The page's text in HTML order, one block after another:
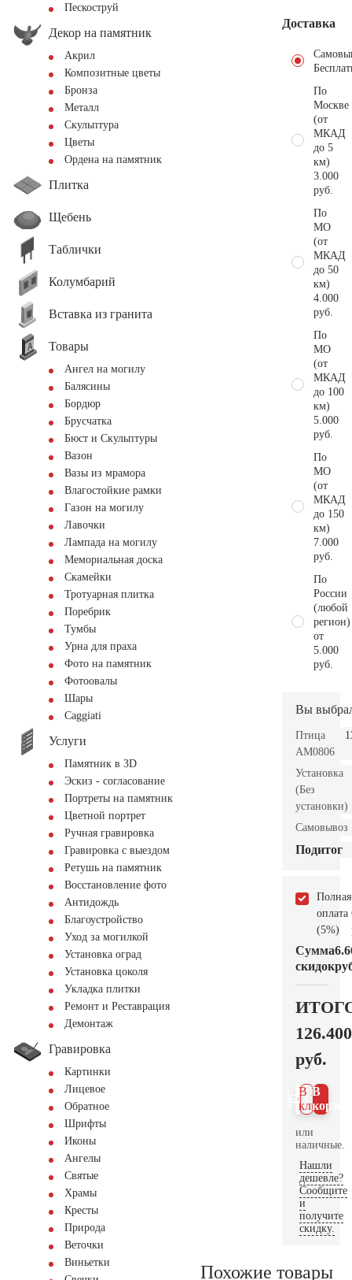
Пескоструй
Декор на памятник
Акрил
Композитные цветы
Бронза
Металл
Скульптура
Цветы
Ордена на памятник
Плитка
Щебень
Таблички
Колумбарий
Вставка из гранита
Товары
Ангел на могилу
Балясины
Бордюр
Брусчатка
Бюст и Скульптуры
Вазон
Вазы из мрамора
Влагостойкие рамки
Газон на могилу
Лавочки
Лампада на могилу
Мемориальная доска
Скамейки
Тротуарная плитка
Поребрик
Тумбы
Урна для праха
Фото на памятник
Фотоовалы
Шары
Сaggiati
Услуги
Памятник в 3D
Эскиз - согласование
Портреты на памятник
Цветной портрет
Ручная гравировка
Гравировка с выездом
Ретушь на памятник
Восстановление фото
Антидождь
Благоустройство
Уход за могилкой
Установка оград
Установка цоколя
Укладка плитки
Ремонт и Реставрация
Демонтаж
Гравировка
Картинки
Лицевое
Обратное
Шрифты
Иконы
Ангелы
Святые
Храмы
Кресты
Природа
Веточки
Виньетки
Доставка
По
Москве
(от
МКАД
до 5
км)
3.000
руб.
По
МО
(от
МКАД
до 50
км)
4.000
руб.
По
МО
(от
МКАД
до 100
км)
5.000
руб.
По
МО
(от
МКАД
до 150
км)
7.000
руб.
По
России
(любой
регион)
от
5.000
руб.
Вы
Птица
AM0806
Установка
(Без
установки)
Самовывоз
Подитог
Полная
оплата
(5%)
Сумма
скидок
126.400
руб.
В
В 1
клик
или
наличные.
Нашли
дешевле?
Сообщите
и
получите
скидку.
Похожие товары